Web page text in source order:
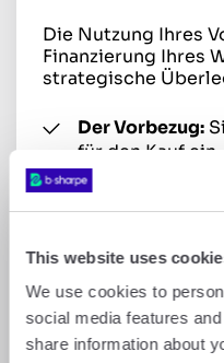
This website uses
We use cookies to
social media features
share information about
Die Nutzung Ihres
Finanzierung Ihres
strategische
Der Vorbezug:
für den Kauf
Schuld und
mindert jedoch
Besteuerung
Die
beziehen,
Vorsorgekonto.